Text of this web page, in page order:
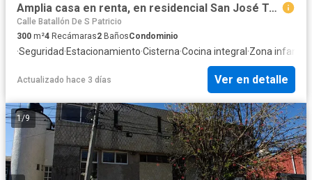
Amplia casa en renta, en residencial San José Toluca, a 10 minutos de aeropuerto
Calle Batallón De S Patricio
300 m²4 Recámaras2 BañosCondominio
·Seguridad·Estacionamiento·Cisterna·Cocina integral ·Zona infantil
Actualizado hace 3 días Ver en detalle
1/9